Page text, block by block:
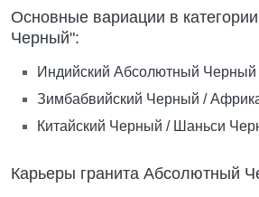
Основные вариации в
Черный":
Индийский Абсолютный Черный
Зимбабвийский Черный /
Китайский Черный / Шаньси
Карьеры гранита Абсолютный